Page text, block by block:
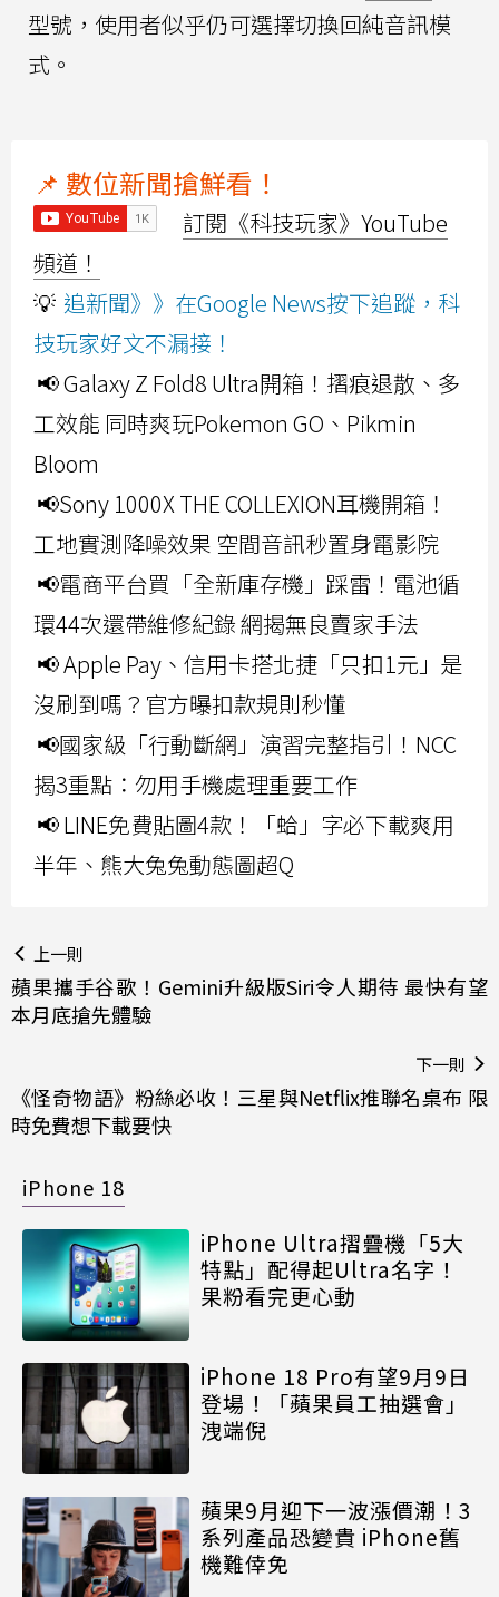
型號，使用者似乎仍可選擇切換回純音訊模
式。
📌 數位新聞搶鮮看！
訂閱《科技玩家》YouTube
頻道！
💡 追新聞》》在Google News按下追蹤，科
技玩家好文不漏接！
📢 Galaxy Z Fold8 Ultra開箱！摺痕退散、多
工效能 同時爽玩Pokemon GO、Pikmin
Bloom
📢Sony 1000X THE COLLEXION耳機開箱！
工地實測降噪效果 空間音訊秒置身電影院
📢電商平台買「全新庫存機」踩雷！電池循
環44次還帶維修紀錄 網揭無良賣家手法
📢 Apple Pay、信用卡搭北捷「只扣1元」是
沒刷到嗎？官方曝扣款規則秒懂
📢國家級「行動斷網」演習完整指引！NCC
揭3重點：勿用手機處理重要工作
📢 LINE免費貼圖4款！「蛤」字必下載爽用
半年、熊大兔兔動態圖超Q
上一則
蘋果攜手谷歌！Gemini升級版Siri令人期待 最快有望
本月底搶先體驗
下一則
《怪奇物語》粉絲必收！三星與Netflix推聯名桌布 限
時免費想下載要快
iPhone 18
iPhone Ultra摺疊機「5大
特點」配得起Ultra名字！
果粉看完更心動
iPhone 18 Pro有望9月9日
登場！「蘋果員工抽選會」
洩端倪
蘋果9月迎下一波漲價潮！3
系列產品恐變貴 iPhone舊
機難倖免